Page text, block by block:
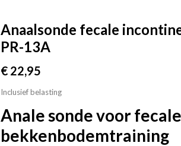
Anaalsonde fecale
PR-13A
€ 22,95
Inclusief belasting
Anale sonde voor
bekkenbodemtraining